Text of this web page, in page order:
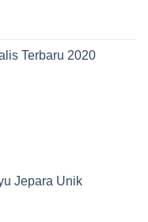
Terbaru 2020
Jepara Unik